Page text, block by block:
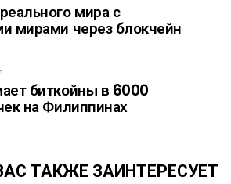
мира с
мирами через блокчейн
биткойны в 6000
на Филиппинах
ТАКЖЕ ЗАИНТЕРЕСУЕТ